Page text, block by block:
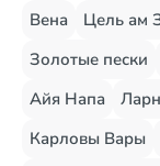
Вена
Цель ам
Золотые пески
Айя Напа
Карловы Вары